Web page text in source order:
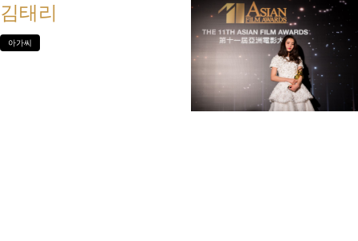
김태리
아가씨